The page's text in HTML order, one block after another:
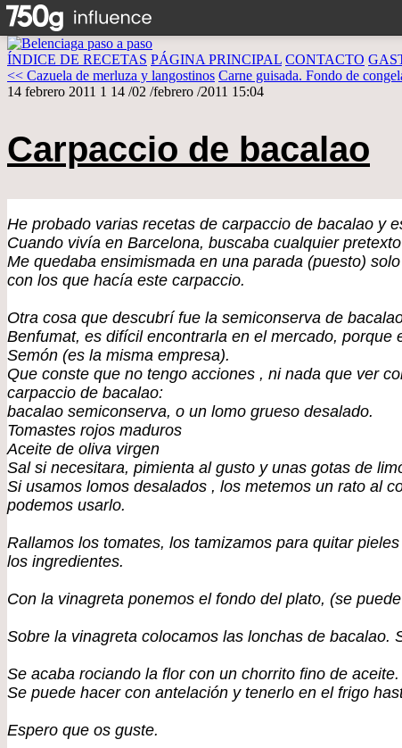
ÍNDICE DE RECETAS PÁGINA PRINCIPAL CONTACTO
<< Cazuela de merluza y langostinos Carne guisada. Fondo de
14 febrero 2011 1 14 /02 /febrero /2011 15:04
Carpaccio de bacalao
He probado varias recetas de carpaccio de bacalao y
Cuando vivía en Barcelona, buscaba cualquier
Me quedaba ensimismada en una parada (puesto)
con los que hacía este carpaccio.
Otra cosa que descubrí fue la semiconserva de
Benfumat, es difícil encontrarla en el mercado,
Semón (es la misma empresa).
Que conste que no tengo acciones , ni nada que ver
carpaccio de bacalao:
bacalao semiconserva, o un lomo grueso desalado.
Tomastes rojos maduros
Aceite de oliva virgen
Sal si necesitara, pimienta al gusto y unas gotas de
Si usamos lomos desalados , los metemos un rato al
podemos usarlo.
Rallamos los tomates, los tamizamos para quitar
los ingredientes.
Con la vinagreta ponemos el fondo del plato, (se
Sobre la vinagreta colocamos las lonchas de bacalao.
Se acaba rociando la flor con un chorrito fino de aceite.
Se puede hacer con antelación y tenerlo en el frigo
Espero que os guste.